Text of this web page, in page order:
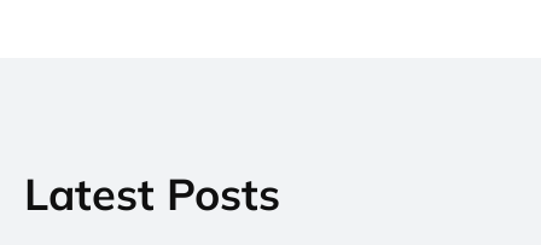
Latest Posts